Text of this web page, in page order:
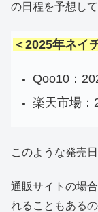
の日程を予想して
＜2025年ネイ
Qoo10：
楽天市場：
このような発売
通販サイトの場
れることもある